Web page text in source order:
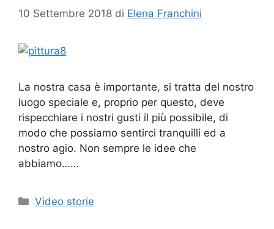
10 Settembre 2018 di Elena Franchini
La nostra casa è importante, si tratta del nostro
luogo speciale e, proprio per questo, deve
rispecchiare i nostri gusti il più possibile, di
modo che possiamo sentirci tranquilli ed a
nostro agio. Non sempre le idee che
abbiamo……
Categorie
Video storie